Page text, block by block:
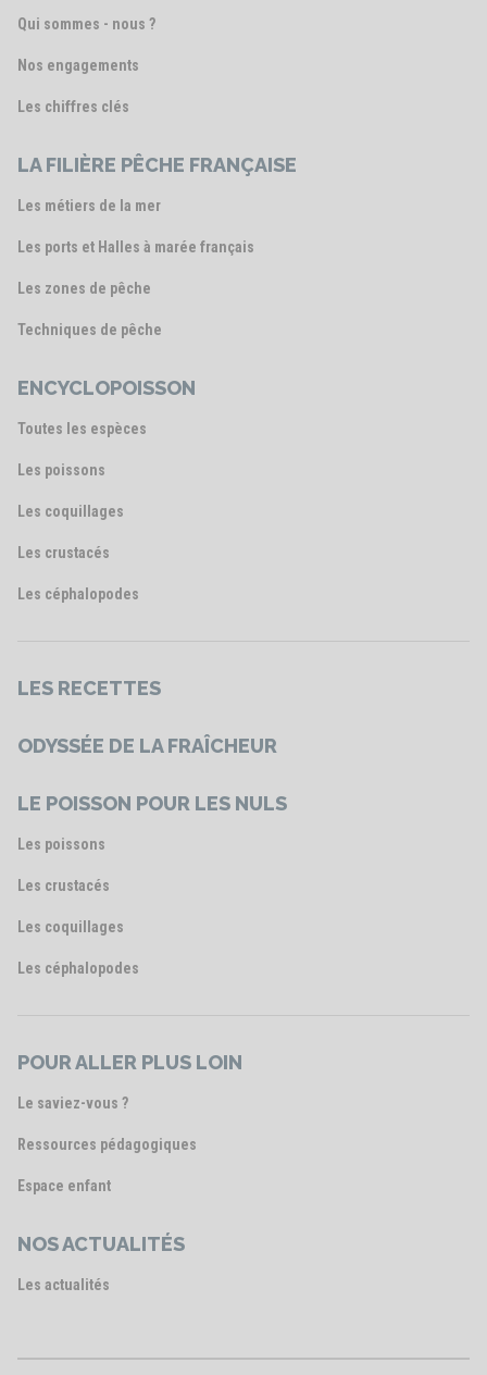
Qui sommes - nous ?
Nos engagements
Les chiffres clés
LA FILIÈRE PÊCHE FRANÇAISE
Les métiers de la mer
Les ports et Halles à marée français
Les zones de pêche
Techniques de pêche
ENCYCLOPOISSON
Toutes les espèces
Les poissons
Les coquillages
Les crustacés
Les céphalopodes
LES RECETTES
ODYSSÉE DE LA FRAÎCHEUR
LE POISSON POUR LES NULS
Les poissons
Les crustacés
Les coquillages
Les céphalopodes
POUR ALLER PLUS LOIN
Le saviez-vous ?
Ressources pédagogiques
Espace enfant
NOS ACTUALITÉS
Les actualités